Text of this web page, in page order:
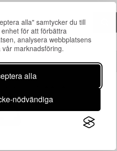
alla" samtycker du till
för att förbättra
analysera webbplatsens
marknadsföring.
alla
nödvändiga